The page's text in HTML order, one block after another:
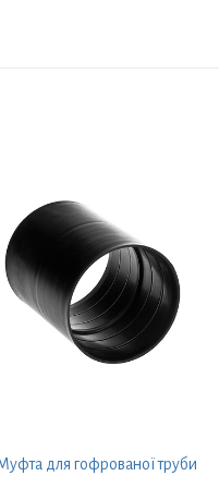
для гофрованої труби